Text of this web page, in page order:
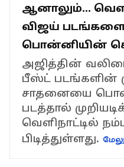
ஆனாலும்...
விஜய் படங்களை
பொன்னியின்
அஜித்தின்
பீஸ்ட் படங்களின்
சாதனையை
படத்தால்
வெளிநாட்டில்
பிடித்துள்ளது.